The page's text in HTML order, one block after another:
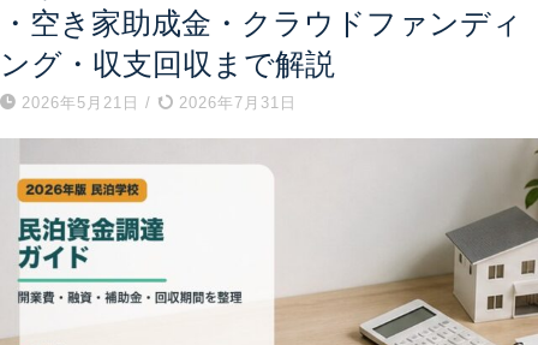
・空き家助成金・クラウドファンディ
ング・収支回収まで解説
2026年5月21日 / 2026年7月31日